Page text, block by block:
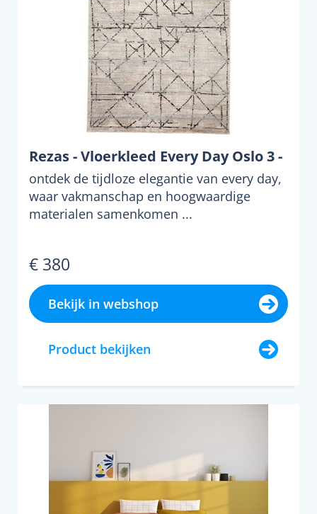
Rezas - Vloerkleed Every Day Oslo 3 -
ontdek de tijdloze elegantie van every day,
waar vakmanschap en hoogwaardige
materialen samenkomen ...
€ 380
Bekijk in webshop
Product bekijken